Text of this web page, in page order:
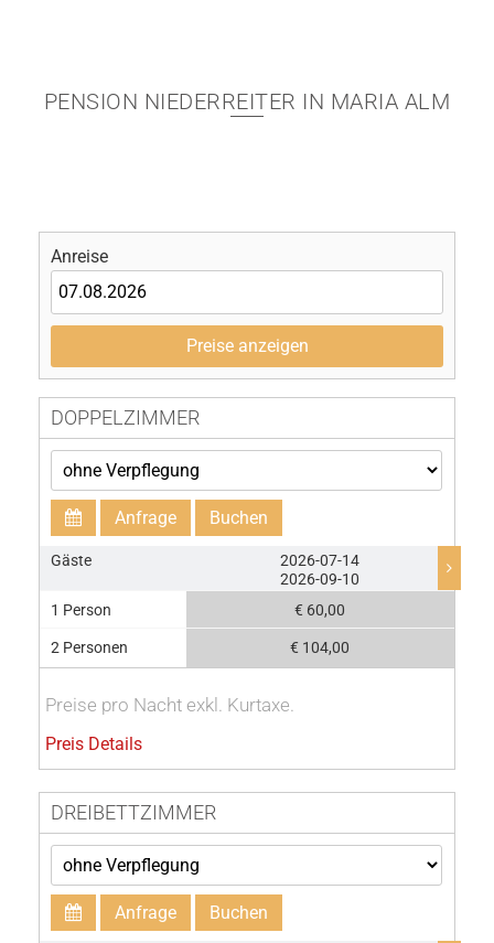
PENSION NIEDERREITER IN MARIA ALM
Anreise
Preise anzeigen
DOPPELZIMMER
Anfrage Buchen
Gäste
1 Person
2 Personen
2026-07-14
2026-09-10
€ 60,00
€ 104,00
Preise pro Nacht exkl. Kurtaxe.
Preis Details
DREIBETTZIMMER
Anfrage Buchen